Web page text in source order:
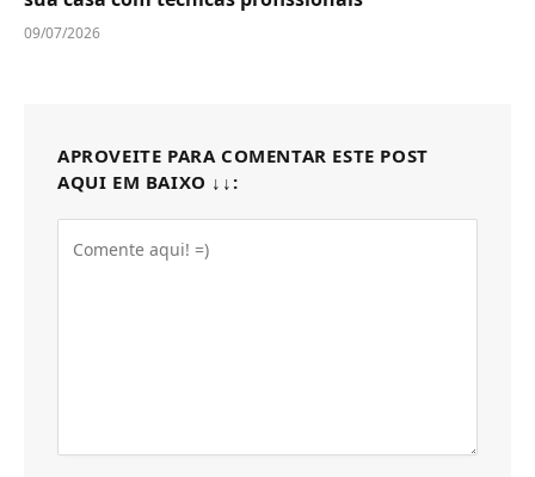
09/07/2026
APROVEITE PARA COMENTAR ESTE POST
AQUI EM BAIXO ↓↓: